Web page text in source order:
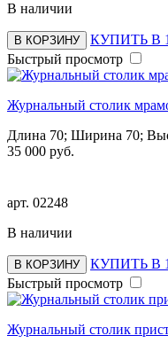
В наличии
В КОРЗИНУ
КУПИТЬ В
Быстрый просмотр
Журнальный столик
Длина 70; Ширина 70;
35 000 руб.
арт. 02248
В наличии
В КОРЗИНУ
КУПИТЬ В
Быстрый просмотр
Журнальный столик